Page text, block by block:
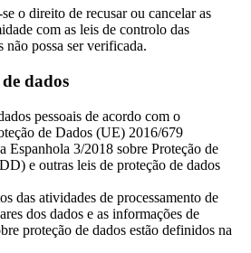
o direito de recusar ou cancelar as
com as leis de controlo das
não possa ser verificada.
dados
pessoais de acordo com o
de Dados (UE) 2016/679
3/2018 sobre Proteção de
e outras leis de proteção de dados
das atividades de processamento de
dos dados e as informações de
proteção de dados estão definidos na